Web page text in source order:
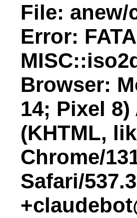
File: anew/
Error:
Browser:
14; Pixel
(KHTML,
Chrome/
Safari/